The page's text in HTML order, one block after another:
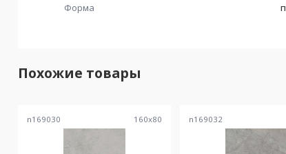
Форма
Похожие товары
n169030 160x80 n169032